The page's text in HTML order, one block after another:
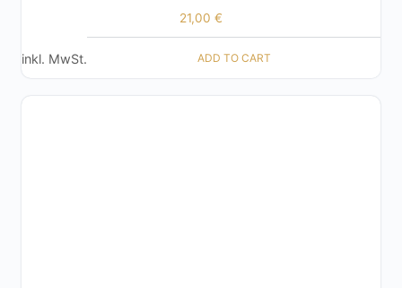
21,00 €
inkl. MwSt. ADD TO CART